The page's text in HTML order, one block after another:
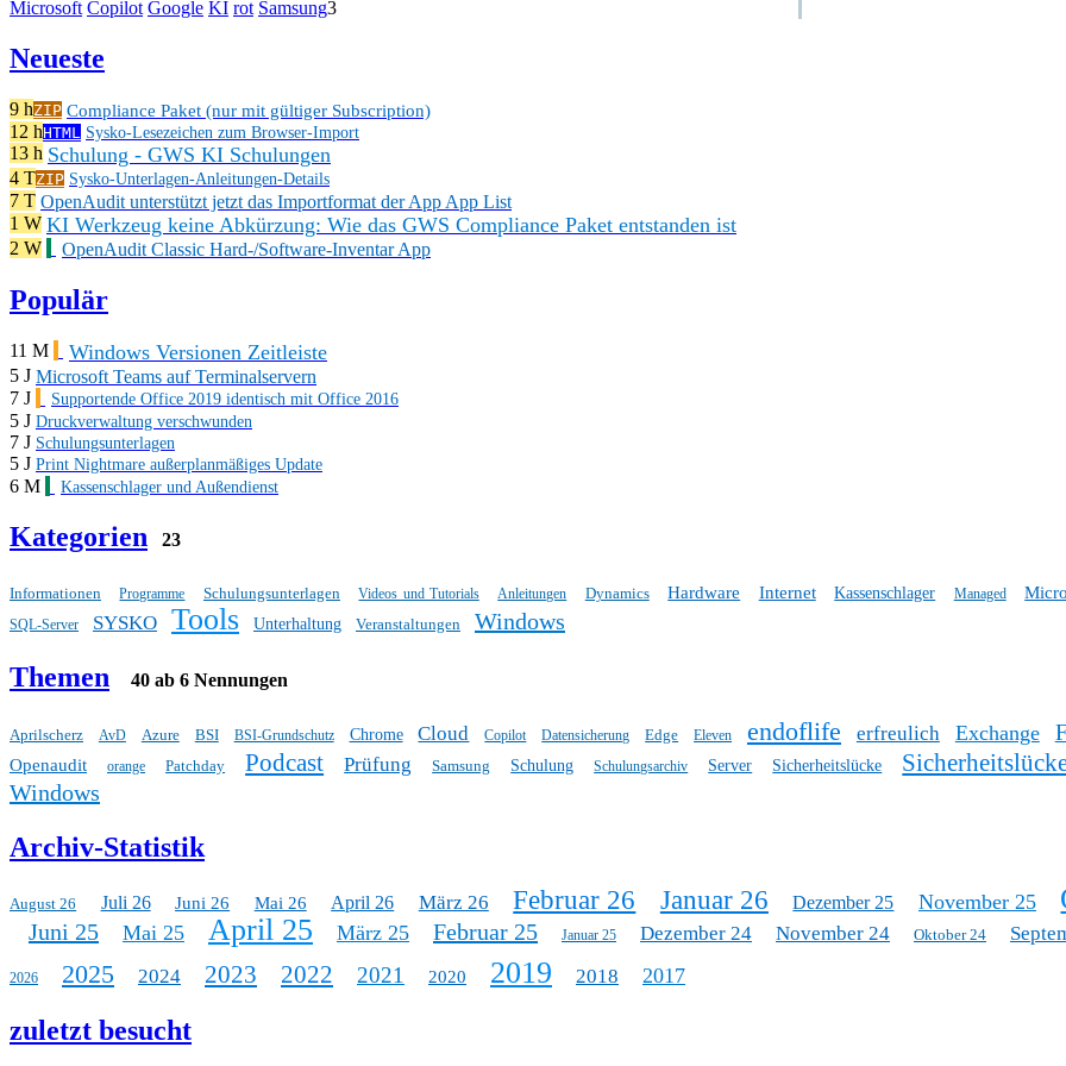
Microsoft Copilot Google KI rot Samsung3
Neueste
9 hZIP Compliance Paket (nur mit gültiger Subscription)
12 hHTML Sysko-Lesezeichen zum Browser-Import
13 h Schulung - GWS KI Schulungen
4 TZIP Sysko-Unterlagen-Anleitungen-Details
7 T OpenAudit unterstützt jetzt das Importformat der App App List
1 W KI Werkzeug keine Abkürzung: Wie das GWS Compliance Paket entstanden ist
2 W OpenAudit Classic Hard-/Software-Inventar App
Populär
11 M Windows Versionen Zeitleiste
5 J Microsoft Teams auf Terminalservern
7 J
Supportende Office 2019 identisch mit Office 2016
5 J Druckverwaltung verschwunden
7 J Schulungsunterlagen
5 J Print Nightmare außerplanmäßiges Update
6 M Kassenschlager und Außendienst
Kategorien 23
Informationen Programme Schulungsunterlagen Videos und Tutorials Anleitungen Dynamics Hardware Internet Kassenschlager Managed
SQL-Server SYSKO Tools Unterhaltung Veranstaltungen Windows
Themen 40 ab 6 Nennungen
Aprilscherz AvD Azure BSI BSI-Grundschutz Chrome Cloud Copilot Datensicherung Edge Eleven endoflife erfreulich Exchange
Openaudit orange Patchday Podcast Prüfung Samsung Schulung Schulungsarchiv Server Sicherheitslücke
Windows
Archiv-Statistik
August 26 Juli 26 Juni 26 Mai 26 April 26 März 26 Februar 26 Januar 26 Dezember 25 November 25
Juni 25 Mai 25 April 25 März 25 Februar 25 Januar 25 Dezember 24 November 24 Oktober 24
2026 2025 2024 2023 2022 2021 2020 2019 2018 2017
zuletzt besucht